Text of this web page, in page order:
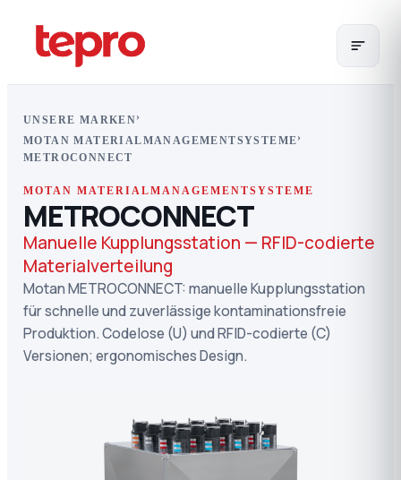
UNSERE MARKEN›
MOTAN MATERIALMANAGEMENTSYSTEME›
METROCONNECT
MOTAN MATERIALMANAGEMENTSYSTEME
METROCONNECT
Manuelle Kupplungsstation — RFID-codierte
Materialverteilung
Motan METROCONNECT: manuelle Kupplungsstation
für schnelle und zuverlässige kontaminationsfreie
Produktion. Codelose (U) und RFID-codierte (C)
Versionen; ergonomisches Design.